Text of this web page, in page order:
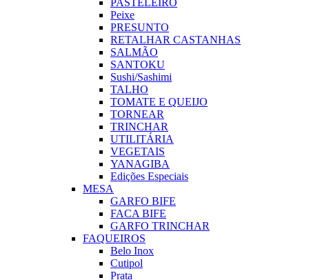
PASTELEIRO
Peixe
PRESUNTO
RETALHAR CASTANHAS
SALMÃO
SANTOKU
Sushi/Sashimi
TALHO
TOMATE E QUEIJO
TORNEAR
TRINCHAR
UTILITÁRIA
VEGETAIS
YANAGIBA
Edições Especiais
MESA
GARFO BIFE
FACA BIFE
GARFO TRINCHAR
FAQUEIROS
Belo Inox
Cutipol
Prata